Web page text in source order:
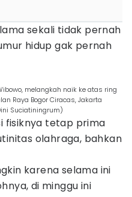
sekali tidak pernah
hidup gak pernah
melangkah naik ke atas ring
Raya Bogor Ciracas, Jakarta
Suciatiningrum)
fisiknya tetap prima
olahraga, bahkan
karena selama ini
di minggu ini